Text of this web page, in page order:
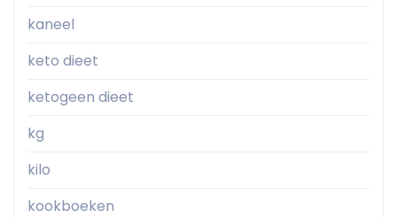
kaneel
keto dieet
ketogeen dieet
kg
kilo
kookboeken